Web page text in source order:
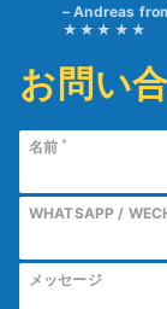
Andreas
お問い
名前 *
WHATSAPP /
メッセージ